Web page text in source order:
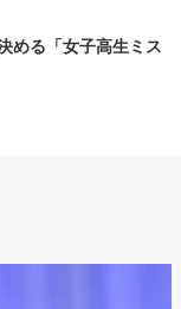
める「女子高生ミス